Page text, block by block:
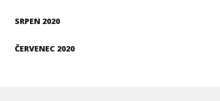
SRPEN 2020
ČERVENEC 2020